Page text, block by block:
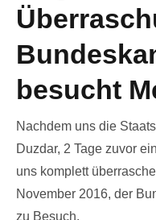
besucht
Nachdem uns die
Duzdar, 2 Tage zuvor
uns komplett
November 2016, der
zu Besuch.